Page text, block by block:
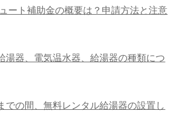
ート補助金の概要は？申請方法と注意
湯器、電気温水器、給湯器の種類につ
での間、無料レンタル給湯器の設置し